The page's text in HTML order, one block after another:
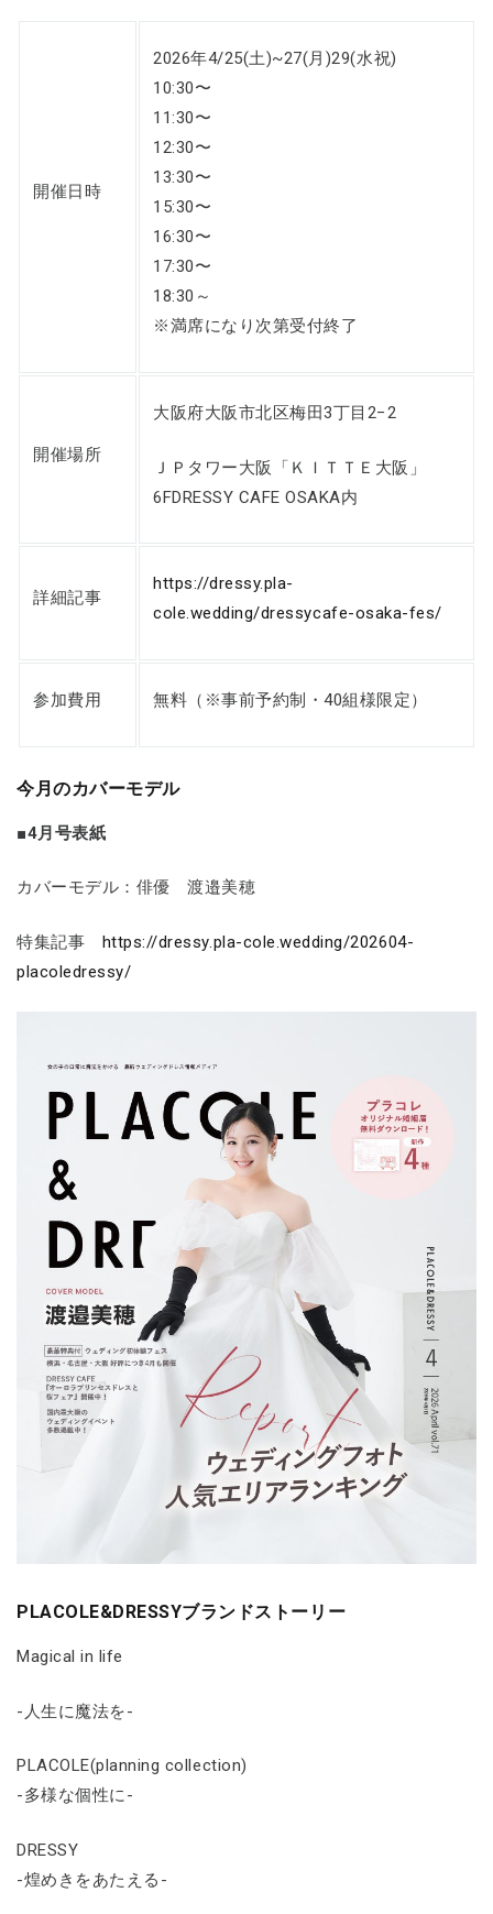
開催日時
2026年4/25(土)~27(月)29(水祝)
10:30〜
11:30〜
12:30〜
13:30〜
15:30〜
16:30〜
17:30〜
18:30～
※満席になり次第受付終了
開催場所
大阪府大阪市北区梅田3丁目2−2
ＪＰタワー大阪「ＫＩＴＴＥ大阪」
6FDRESSY CAFE OSAKA内
詳細記事
https://dressy.pla-
cole.wedding/dressycafe-osaka-fes/
参加費用 無料（※事前予約制・40組様限定）
今月のカバーモデル
■4月号表紙
カバーモデル：俳優 渡邉美穂
特集記事 https://dressy.pla-cole.wedding/202604-
placoledressy/
PLACOLE&DRESSYブランドストーリー
Magical in life
-人生に魔法を-
PLACOLE(planning collection)
-多様な個性に-
DRESSY
-煌めきをあたえる-